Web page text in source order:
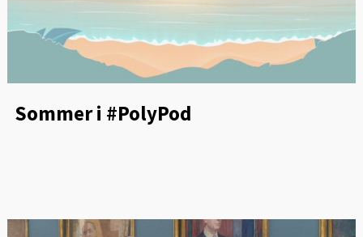
Sommer i #PolyPod